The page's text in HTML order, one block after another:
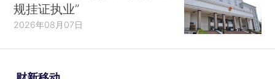
规挂证执业”
2026年08月07日